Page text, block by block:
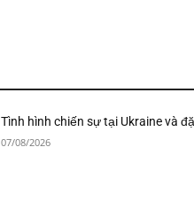
Tình hình chiến sự tại Ukraine và
07/08/2026